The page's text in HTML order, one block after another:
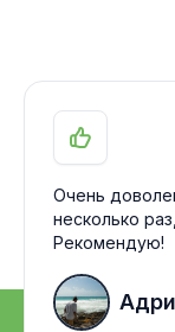
Очень
несколько
Рекомендую!